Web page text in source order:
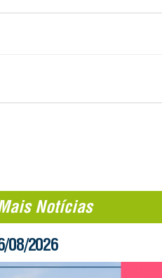
Notícias
08/2026